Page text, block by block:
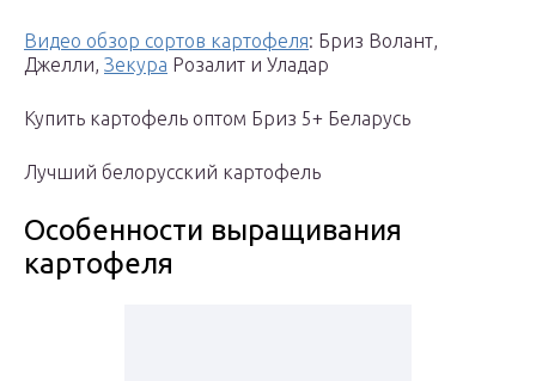
Видео обзор сортов картофеля: Бриз Волант,
Джелли, Зекура Розалит и Уладар
Купить картофель оптом Бриз 5+ Беларусь
Лучший белорусский картофель
Особенности выращивания
картофеля